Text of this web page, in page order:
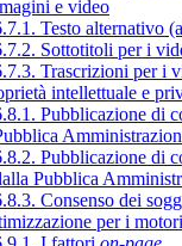
e video
Testo alternativo
Sottotitoli per i
Trascrizioni per i
intellettuale e
Pubblicazione di
Pubblicazione di
Pubblica
Consenso dei
per i